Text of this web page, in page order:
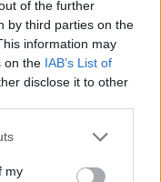
of the further
by third parties on the
information may
on the IAB’s List of
disclose it to other
or more Google
You may click to
my